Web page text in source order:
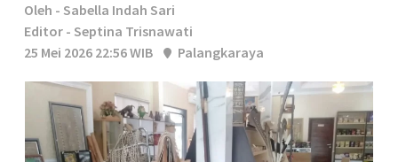
Oleh - Sabella Indah Sari
Editor - Septina Trisnawati
25 Mei 2026 22:56 WIB
Palangkaraya